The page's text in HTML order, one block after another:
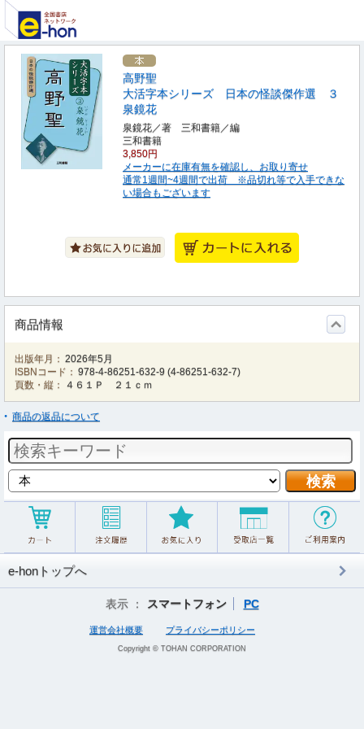
高野聖
大活字本シリーズ 日本の怪談傑作選 ３
泉鏡花
泉鏡花／著 三和書籍／編
三和書籍
3,850円
メーカーに在庫有無を確認し、お取り寄せ
通常1週間~4週間で出荷 ※品切れ等で入手できな
い場合もございます
商品情報
出版年月： 2026年5月
ISBNコード： 978-4-86251-632-9 (4-86251-632-7)
頁数・縦：
４６１Ｐ ２１ｃｍ
商品の返品について
e-honトップへ
表示 ： スマートフォン PC
運営会社概要 プライバシーポリシー
Copyright © TOHAN CORPORATION